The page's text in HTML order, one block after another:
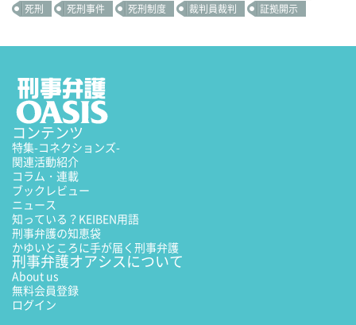
死刑
死刑事件 死刑制度 裁判員裁判 証拠開示
コンテンツ
特集-コネクションズ-
関連活動紹介
コラム・連載
ブックレビュー
ニュース
知っている？KEIBEN用語
刑事弁護の知恵袋
かゆいところに手が届く刑事弁護
刑事弁護オアシスについて
About us
無料会員登録
ログイン